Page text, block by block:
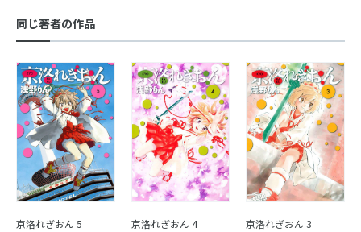
同じ著者の作品
京洛れぎおん 5 京洛れぎおん 4 京洛れぎおん 3